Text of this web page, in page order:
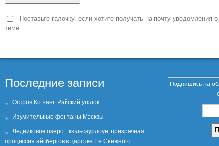
Поставьте галочку, если хотите получать на почту уведомления
теме
Последние записи
Остров Ко Чанг. Райский уголок
Изумительные фонтаны Москвы
Ледниковое озеро Ёкюльсаурлоун: призрачная
процессия айсбергов в царстве Ее Снежного
Подпишись на